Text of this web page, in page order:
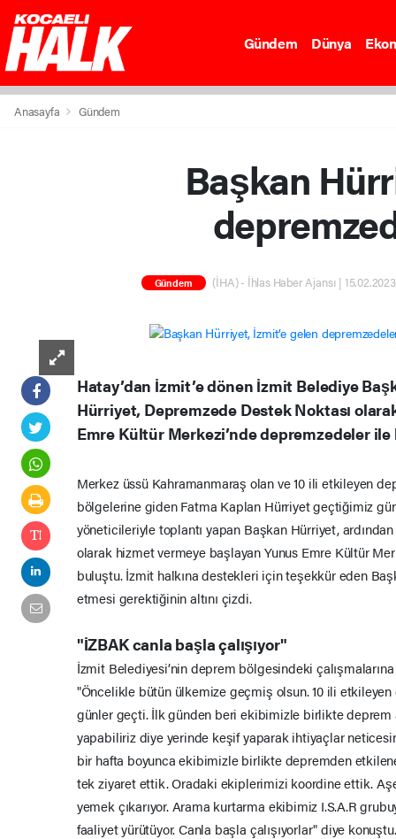
Gündem Dünya
Anasayfa Gündem
Başkan
Gündem (İHA) - İhlas Haber Ajansı |
Hatay’dan İzmit’e dönen İzmit Belediye
Hürriyet, Depremzede Destek Noktası
Emre Kültür Merkezi’nde depremzedeler
Merkez üssü Kahramanmaraş olan ve 10 ili etkileyen
bölgelerine giden Fatma Kaplan Hürriyet geçtiğimiz
yöneticileriyle toplantı yapan Başkan Hürriyet,
olarak hizmet vermeye başlayan Yunus Emre Kültür
buluştu. İzmit halkına destekleri için teşekkür eden
etmesi gerektiğinin altını çizdi.
"İZBAK canla başla çalışıyor"
İzmit Belediyesi’nin deprem bölgesindeki
"Öncelikle bütün ülkemize geçmiş olsun. 10 ili
günler geçti. İlk günden beri ekibimizle birlikte deprem
yapabiliriz diye yerinde keşif yaparak ihtiyaçlar
bir hafta boyunca ekibimizle birlikte depremden
tek ziyaret ettik. Oradaki ekiplerimizi koordine ettik.
yemek çıkarıyor. Arama kurtarma ekibimiz I.S.A.R
faaliyet yürütüyor. Canla başla çalışıyorlar" diye konuştu.